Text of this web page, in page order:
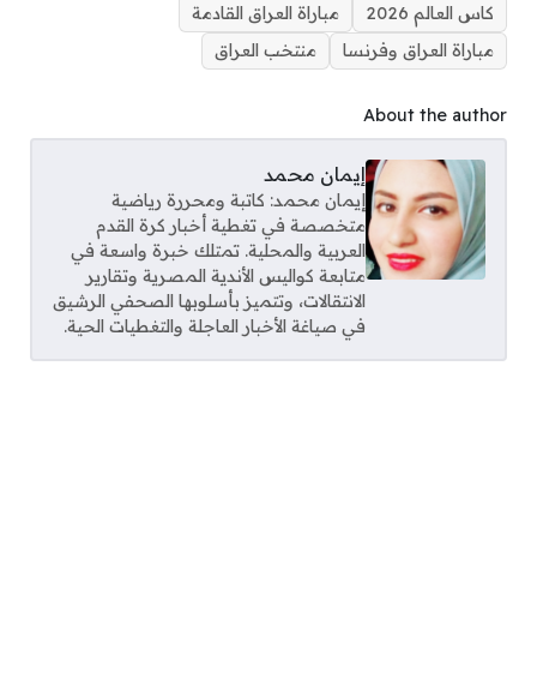
كاس العالم 2026
مباراة العراق القادمة
مباراة العراق وفرنسا
منتخب العراق
About the author
إيمان محمد
إيمان محمد: كاتبة ومحررة رياضية
متخصصة في تغطية أخبار كرة القدم
العربية والمحلية. تمتلك خبرة واسعة في
متابعة كواليس الأندية المصرية وتقارير
الانتقالات، وتتميز بأسلوبها الصحفي الرشيق
في صياغة الأخبار العاجلة والتغطيات الحية.